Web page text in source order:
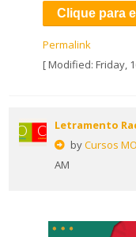
Clique para
Permalink
[ Modified: Friday,
Letramento
byCursos
AM